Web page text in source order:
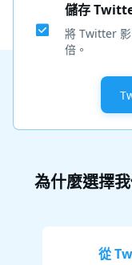
儲存
將 Twitter 影
倍。
為什麼選擇
從